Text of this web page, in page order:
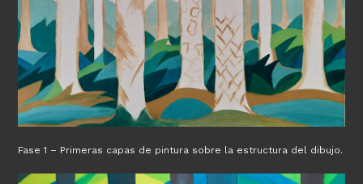
Fase 1 – Primeras capas de pintura sobre la estructura del dibujo.